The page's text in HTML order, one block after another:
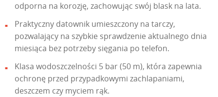
odporna na korozję, zachowując swój blask na lata.
Praktyczny datownik umieszczony na tarczy,
pozwalający na szybkie sprawdzenie aktualnego dnia
miesiąca bez potrzeby sięgania po telefon.
Klasa wodoszczelności 5 bar (50 m), która zapewnia
ochronę przed przypadkowymi zachlapaniami,
deszczem czy myciem rąk.